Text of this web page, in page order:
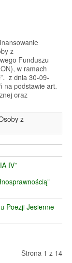
z
Funduszu
w ramach
z dnia 30-09-
na podstawie art.
oraz
z
IV”
Poezji Jesienne
Strona 1 z 14